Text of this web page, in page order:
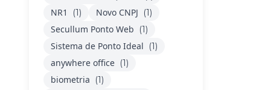
NR1 (1) Novo CNPJ (1)
Secullum Ponto Web (1)
Sistema de Ponto Ideal (1)
anywhere office (1)
biometria (1)